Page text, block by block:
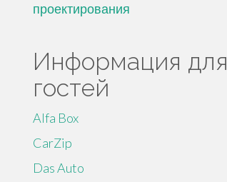
проектирования
Информация для
гостей
Alfa Box
CarZip
Das Auto